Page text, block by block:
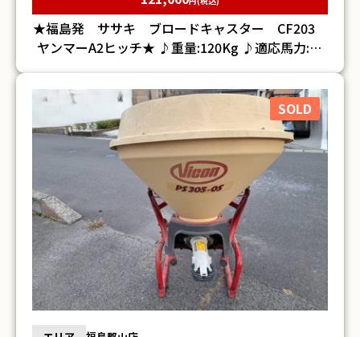
★福島発 ササキ ブロードキャスター CF203
ヤンマーA2ヒッチ★ ♪重量:120Kg ♪適応馬力:15
法:フリッカー ♪最大積載量:200Kg ♪簡単な動作確
認済みですが、実際の作業は行なっておりません
♪中古品の為、サビ・傷・汚れがございます ♪詳
細は画像にてご確認下さい ♪当方の出品物は全て
現状のお渡しです。整備、清掃などは行っておりま
ください※ ※細部までの確認等しておりませんの
で 記載内容以外にて不具合等有る場合もございま
す。 トラブル防止のため、ご購入前に現物確認を
お勧めします。現物確認をせず購入された場合のク
レーム・返金・返品はお受けできません。ご容赦願
います。
SOLD